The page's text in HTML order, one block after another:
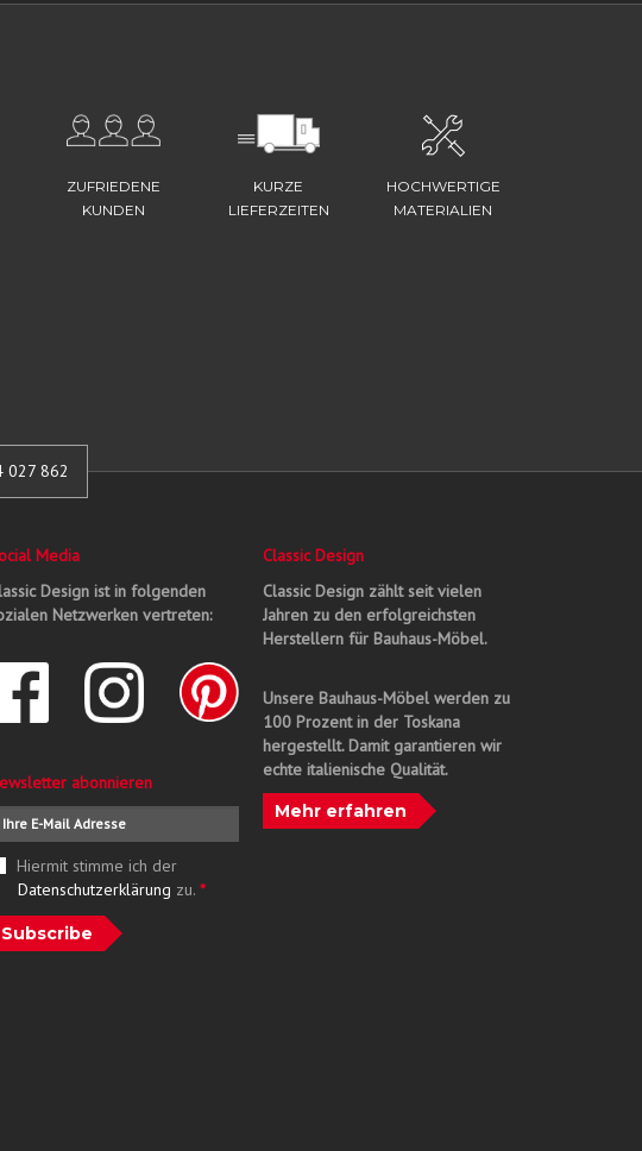
ZUFRIEDENE
KUNDEN
KURZE
LIEFERZEITEN
HOCHWERTIGE
MATERIALIEN
027 862
Media
Design ist in folgenden
Netzwerken vertreten:
abonnieren
Hiermit stimme ich der
Datenschutzerklärung zu. *
Subscribe
Classic Design
Classic Design zählt seit vielen
Jahren zu den erfolgreichsten
Herstellern für Bauhaus-Möbel.
Unsere Bauhaus-Möbel werden zu
100 Prozent in der Toskana
hergestellt. Damit garantieren wir
echte italienische Qualität.
Mehr erfahren